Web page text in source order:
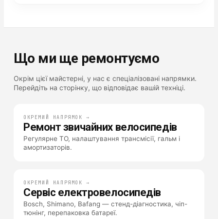
Що ми ще ремонтуємо
Окрім цієї майстерні, у нас є спеціалізовані напрямки.
Перейдіть на сторінку, що відповідає вашій техніці.
ОКРЕМИЙ НАПРЯМОК →
Ремонт звичайних велосипедів
Регулярне ТО, налаштування трансмісії, гальм і
амортизаторів.
ОКРЕМИЙ НАПРЯМОК →
Сервіс електровелосипедів
Bosch, Shimano, Bafang — стенд-діагностика, чіп-
тюнінг, перепаковка батареї.